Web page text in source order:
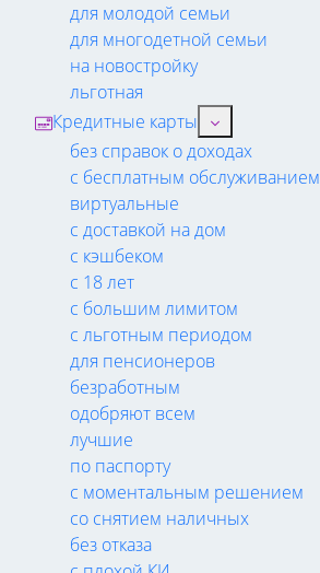
для молодой семьи
для многодетной семьи
на новостройку
льготная
Кредитные карты
без справок о доходах
с бесплатным обслуживанием
виртуальные
с доставкой на дом
с кэшбеком
с 18 лет
с большим лимитом
с льготным периодом
для пенсионеров
безработным
одобряют всем
лучшие
по паспорту
с моментальным решением
со снятием наличных
без отказа